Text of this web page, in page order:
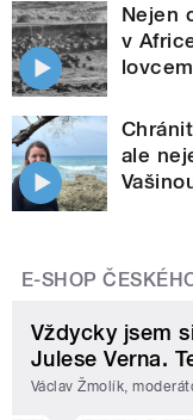
Nejen
v
ale
E-SHOP
Vždycky jsem
Julese Verna.
Václav Žmolík,